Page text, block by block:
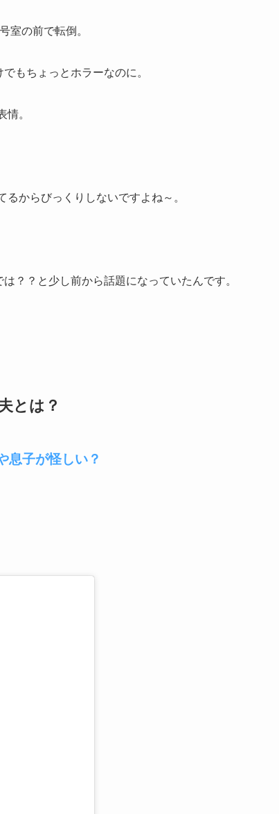
室の前で転倒。
もちょっとホラーなのに。
。
からびっくりしないですよね～。
？？と少し前から話題になっていたんです。
とは？
息子が怪しい？